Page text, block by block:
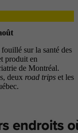
sur la santé des
produit en
de Montréal.
deux road trips et les